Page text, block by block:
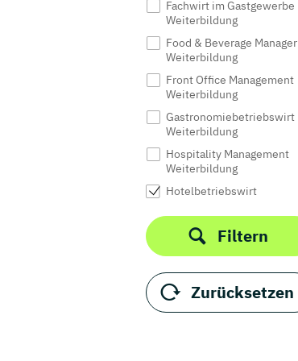
Fachwirt im Gastgewerbe
Weiterbildung
Food & Beverage Manager
Weiterbildung
Front Office Management
Weiterbildung
Gastronomiebetriebswirt
Weiterbildung
Hospitality Management
Weiterbildung
Hotelbetriebswirt
Hotelmanagement
Weiterbildung
Hotel- und Touristik-
Assistent Ausbildung
Filtern
Zurücksetzen